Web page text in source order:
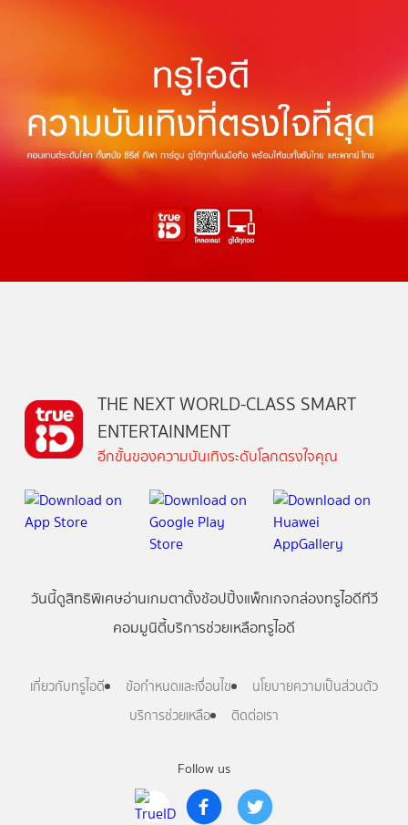
Follow us
THE NEXT WORLD-CLASS SMART
ENTERTAINMENT
อีกขั้นของความบันเทิงระดับโลกตรงใจคุณ
วันนี้ดูสิทธิพิเศษอ่านเกมตาตั้งช้อปปิ้งแพ็กเกจกล่องทรูไอดีทีวี
คอมมูนิตี้บริการช่วยเหลือทรูไอดี
เกี่ยวกับทรูไอดี ข้อกำหนดและเงื่อนไข
นโยบายความเป็นส่วนตัว
บริการช่วยเหลือ
ติดต่อเรา